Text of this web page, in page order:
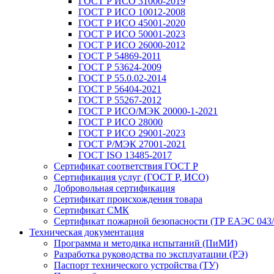
ГОСТ Р ИСО 10012-2008
ГОСТ Р ИСО 45001-2020
ГОСТ Р ИСО 50001-2023
ГОСТ Р ИСО 26000-2012
ГОСТ Р 54869-2011
ГОСТ Р 53624-2009
ГОСТ Р 55.0.02-2014
ГОСТ Р 56404-2021
ГОСТ Р 55267-2012
ГОСТ Р ИСО/МЭК 20000-1-2021
ГОСТ Р ИСО 28000
ГОСТ Р ИСО 29001-2023
ГОСТ Р/МЭК 27001-2021
ГОСТ ISO 13485-2017
Сертификат соответствия ГОСТ Р
Сертификация услуг (ГОСТ Р, ИСО)
Добровольная сертификация
Сертификат происхождения товара
Сертификат СМК
Сертификат пожарной безопасности (ТР ЕАЭС
Техническая документация
Программа и методика испытаний (ПиМИ)
Разработка руководства по эксплуатации (РЭ)
Паспорт технического устройства (ТУ)